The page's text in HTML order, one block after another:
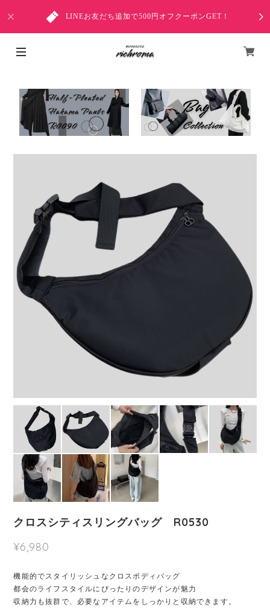
LINEお友だち追加で500円オフクーポンGET！
クロスシティスリングバッグ R0530
¥6,980
機能的でスタイリッシュなクロスボディバッグ
都会のライフスタイルにぴったりのデザインが魅力
収納力も抜群で、必要なアイテムをしっかりと収納できます。